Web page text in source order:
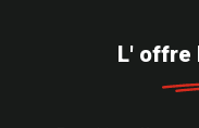
L' offre